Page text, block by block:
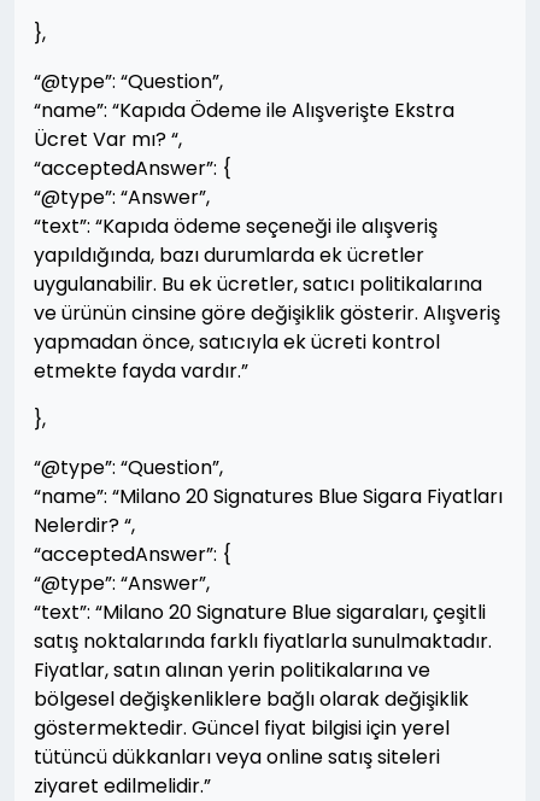
},
“@type”: “Question”,
“name”: “Kapıda Ödeme ile Alışverişte Ekstra
Ücret Var mı? “,
“acceptedAnswer”: {
“@type”: “Answer”,
“text”: “Kapıda ödeme seçeneği ile alışveriş
yapıldığında, bazı durumlarda ek ücretler
uygulanabilir. Bu ek ücretler, satıcı politikalarına
ve ürünün cinsine göre değişiklik gösterir. Alışveriş
yapmadan önce, satıcıyla ek ücreti kontrol
etmekte fayda vardır.”
},
“@type”: “Question”,
“name”: “Milano 20 Signatures Blue Sigara Fiyatları
Nelerdir? “,
“acceptedAnswer”: {
“@type”: “Answer”,
“text”: “Milano 20 Signature Blue sigaraları, çeşitli
satış noktalarında farklı fiyatlarla sunulmaktadır.
Fiyatlar, satın alınan yerin politikalarına ve
bölgesel değişkenliklere bağlı olarak değişiklik
göstermektedir. Güncel fiyat bilgisi için yerel
tütüncü dükkanları veya online satış siteleri
ziyaret edilmelidir.”